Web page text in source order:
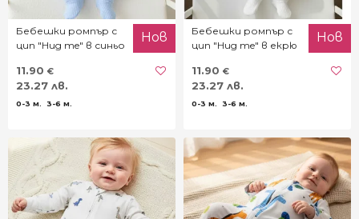
Бебешки ромпър с
цип "Hug me" в синьо
Нов
11.90 €
23.27 лв.
0-3 м. 3-6 м.
Бебешки ромпър с
цип "Hug me" в екрю
Нов
11.90 €
23.27 лв.
0-3 м. 3-6 м.